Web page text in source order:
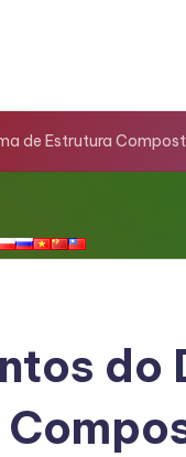
de Estrutura
do